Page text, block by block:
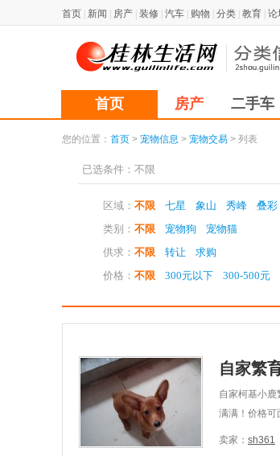
首页 新闻 房产 装修 汽车 购物 分类 教育 论
首页 房产 二手车
您的位置： 首页 > 宠物信息 > 宠物交易 > 列表
已选条件： 不限
区域： 不限 七星 象山 秀峰 叠彩
类别： 不限 宠物狗
宠物猫
供求： 不限 转让
求购
价格： 不限 300元以下 300-500元
自家繁
自家柯基小
满满！价格可
卖家： sh361